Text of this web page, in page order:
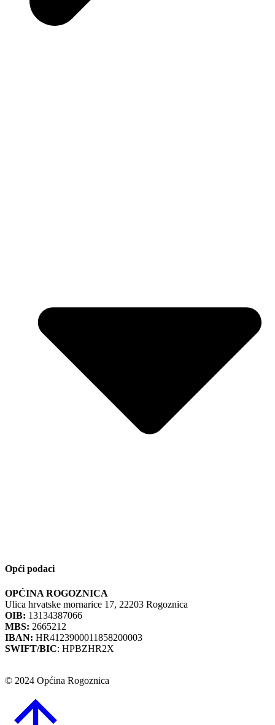
Opći podaci
OPĆINA ROGOZNICA
Ulica hrvatske mornarice 17, 22203 Rogoznica
OIB: 13134387066
MBS: 2665212
IBAN: HR4123900011858200003
SWIFT/BIC: HPBZHR2X
© 2024 Općina Rogoznica